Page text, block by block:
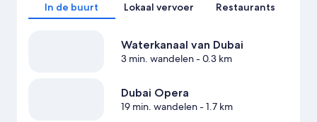
In de buurt Lokaal vervoer Restaurants
Waterkanaal van Dubai
3 min. wandelen- 0.3 km
Dubai Opera
19 min. wandelen- 1.7 km